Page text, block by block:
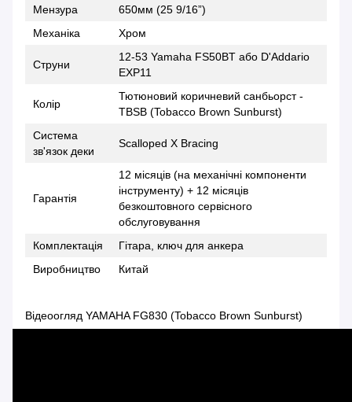
Мензура
650мм (25 9/16”)
Механіка
Хром
Струни
12-53 Yamaha FS50BT або D'Addario
EXP11
Колір
Тютюновий коричневий санбьорст -
TBSB (Tobacco Brown Sunburst)
Система
зв'язок деки
Scalloped X Bracing
Гарантія
12 місяців (на механічні компоненти
інструменту) + 12 місяців
безкоштовного сервісного
обслуговування
Комплектація
Гітара, ключ для анкера
Виробництво
Китай
Відеоогляд YAMAHA FG830 (Tobacco Brown Sunburst)